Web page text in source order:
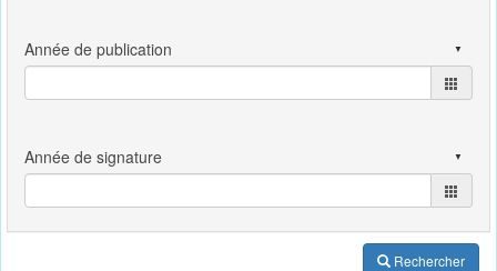
Rechercher